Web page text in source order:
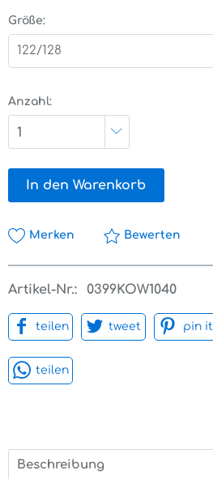
Größe:
122/128
Anzahl:
1
In den Warenkorb
Merken Bewerten
Artikel-Nr.: 0399KOW1040
teilen tweet pin it
teilen
Beschreibung